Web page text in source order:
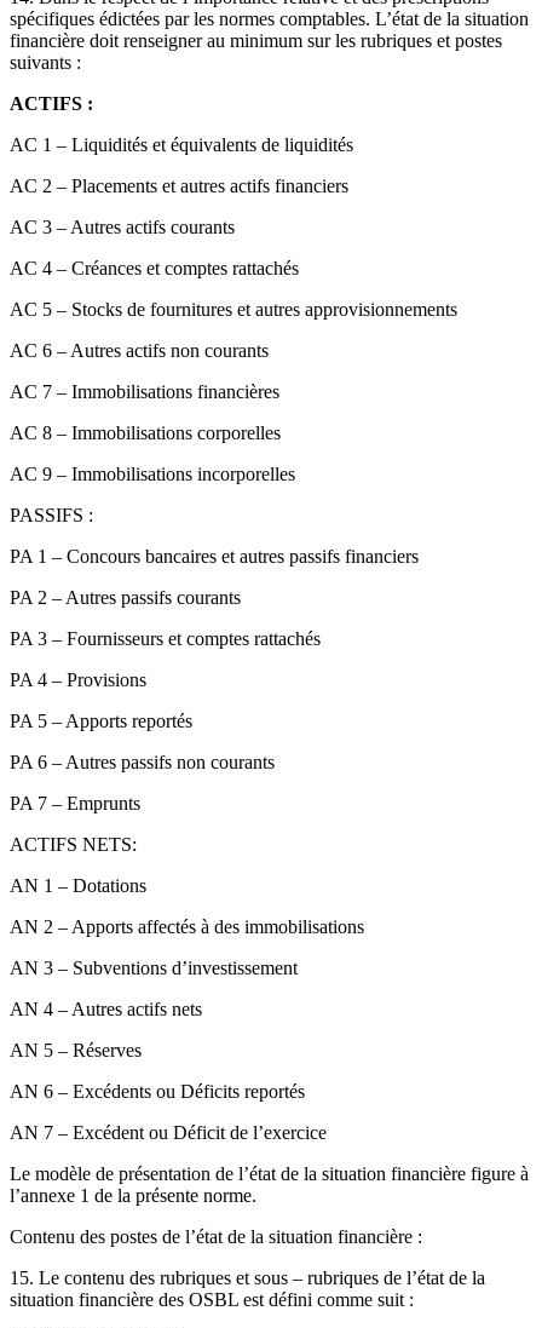
spécifiques édictées par les normes comptables. L’état de la situation
financière doit renseigner au minimum sur les rubriques et postes
suivants :
ACTIFS :
AC 1 – Liquidités et équivalents de liquidités
AC 2 – Placements et autres actifs financiers
AC 3 – Autres actifs courants
AC 4 – Créances et comptes rattachés
AC 5 – Stocks de fournitures et autres approvisionnements
AC 6 – Autres actifs non courants
AC 7 – Immobilisations financières
AC 8 – Immobilisations corporelles
AC 9 – Immobilisations incorporelles
PASSIFS :
PA 1 – Concours bancaires et autres passifs financiers
PA 2 – Autres passifs courants
PA 3 – Fournisseurs et comptes rattachés
PA 4 – Provisions
PA 5 – Apports reportés
PA 6 – Autres passifs non courants
PA 7 – Emprunts
ACTIFS NETS:
AN 1 – Dotations
AN 2 – Apports affectés à des immobilisations
AN 3 – Subventions d’investissement
AN 4 – Autres actifs nets
AN 5 – Réserves
AN 6 – Excédents ou Déficits reportés
AN 7 – Excédent ou Déficit de l’exercice
Le modèle de présentation de l’état de la situation financière figure à
l’annexe 1 de la présente norme.
Contenu des postes de l’état de la situation financière :
15. Le contenu des rubriques et sous – rubriques de l’état de la
situation financière des OSBL est défini comme suit :